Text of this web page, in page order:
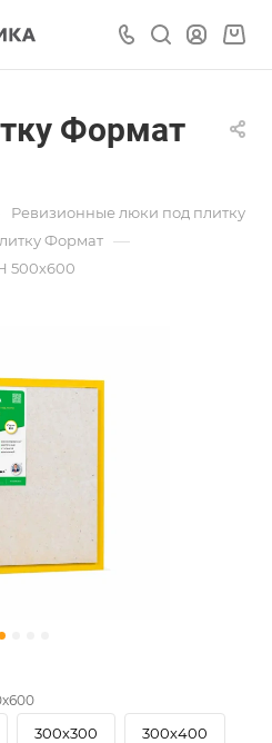
Формат
Ревизионные люки под плитку
Формат —
500х600
300х300 300х400